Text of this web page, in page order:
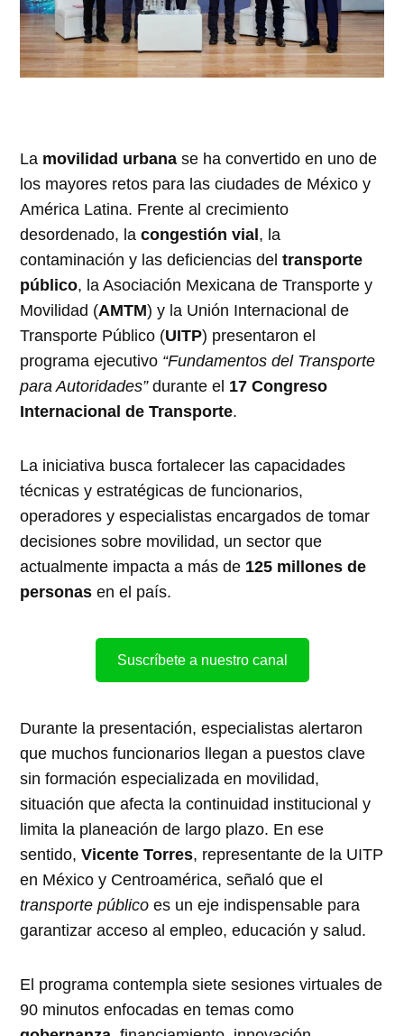
La movilidad urbana se ha convertido en uno de
los mayores retos para las ciudades de México y
América Latina. Frente al crecimiento
desordenado, lacongestión vial, la
contaminación y las deficiencias deltransporte
público, la Asociación Mexicana de Transporte y
Movilidad (AMTM) y la Unión Internacional de
Transporte Público (UITP) presentaron el
programa ejecutivo “Fundamentos del Transporte
para Autoridades”durante el 17 Congreso
Internacional de Transporte.
La iniciativa busca fortalecer las capacidades
técnicas y estratégicas de funcionarios,
operadores y especialistas encargados de tomar
decisiones sobre movilidad, un sector que
actualmente impacta a más de 125 millones de
personas en el país.
Suscríbete a nuestro canal
Durante la presentación, especialistas alertaron
que muchos funcionarios llegan a puestos clave
sin formación especializada en movilidad,
situación que afecta la continuidad institucional y
limita la planeación de largo plazo. En ese
sentido,Vicente Torres, representante de la UITP
en México y Centroamérica, señaló que el
transporte público es un eje indispensable para
garantizar acceso al empleo, educación y salud.
El programa contempla siete sesiones virtuales de
90 minutos enfocadas en temas como